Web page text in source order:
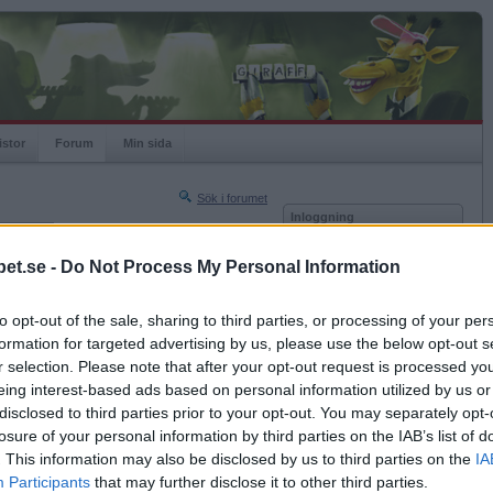
- Do Not Process My Personal Information
opt-out of the sale, sharing to third parties, or processing of your
for targeted advertising by us, please use the below opt-out
selection. Please note that after your opt-out request is processed
interest-based ads based on personal information utilized by us
to third parties prior to your opt-out. You may separately
of your personal information by third parties on the IAB’s list of
This information may also be disclosed by us to third parties on the
Participants that may further disclose it to other third parties.
Forum Min sida
Sök i forumet
Nästa sida »
2020-12-22 00:24
Inloggning
Kom ihåg mig
Glömt ditt lösenord?
Få ny aktiveringslänk
Betapet är gratis!